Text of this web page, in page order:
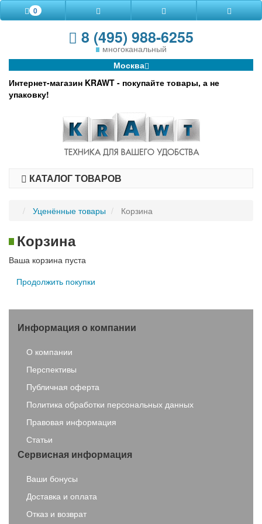
0
8 (495) 988-6255
многоканальный
Москва
Интернет-магазин KRAWT - покупайте товары, а не
упаковку!
КАТАЛОГ ТОВАРОВ
Уценённые товары Корзина
Корзина
Ваша корзина пуста
Продолжить покупки
Информация о компании
О компании
Перспективы
Публичная оферта
Политика обработки персональных данных
Правовая информация
Статьи
Сервисная информация
Ваши бонусы
Доставка и оплата
Отказ и возврат